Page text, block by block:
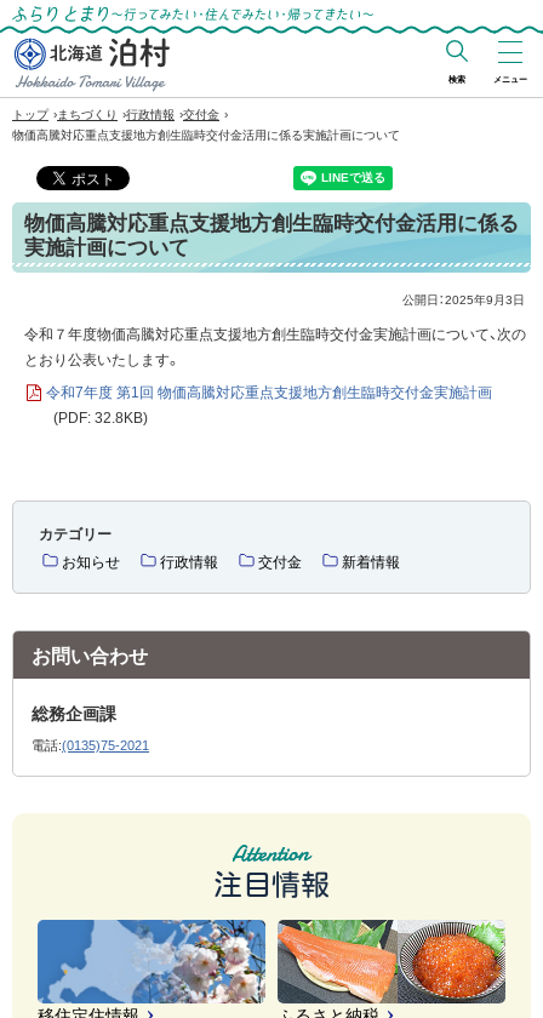
ふらりとまり～行ってみたい・住んでみた
い・帰ってきたい～
北海道 泊村
Hokkaido Tomari
Village
検索 メニュー
トップ ›まちづくり ›行政情報 ›交付金 ›
物価高騰対応重点支援地方創生臨時交付金活用に係る実施計画について
物価高騰対応重点支援地方創生臨時交付金活用に係る
実施計画について
公開日：2025年9月3日
令和７年度物価高騰対応重点支援地方創生臨時交付金実施計画について、次の
とおり公表いたします。
令和7年度 第1回 物価高騰対応重点支援地方創生臨時交付金実施計画
(PDF: 32.8KB)
カテゴリー
お知らせ
行政情報 交付金 新着情報
お問い合わせ
総務企画課
電話:(0135)75-2021
注目情報